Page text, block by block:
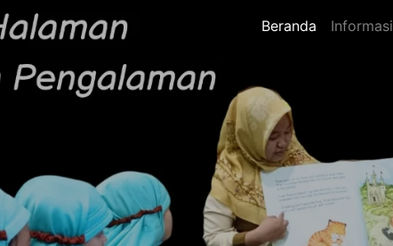
Beranda Informasi